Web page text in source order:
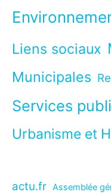
Liens sociaux
Municipales
Services
Urbanisme et
actu.fr Assemblée